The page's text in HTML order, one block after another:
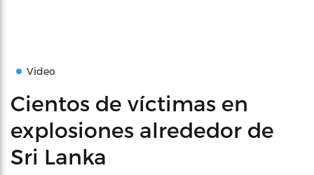
Video
Cientos de víctimas en
explosiones alrededor de
Sri Lanka